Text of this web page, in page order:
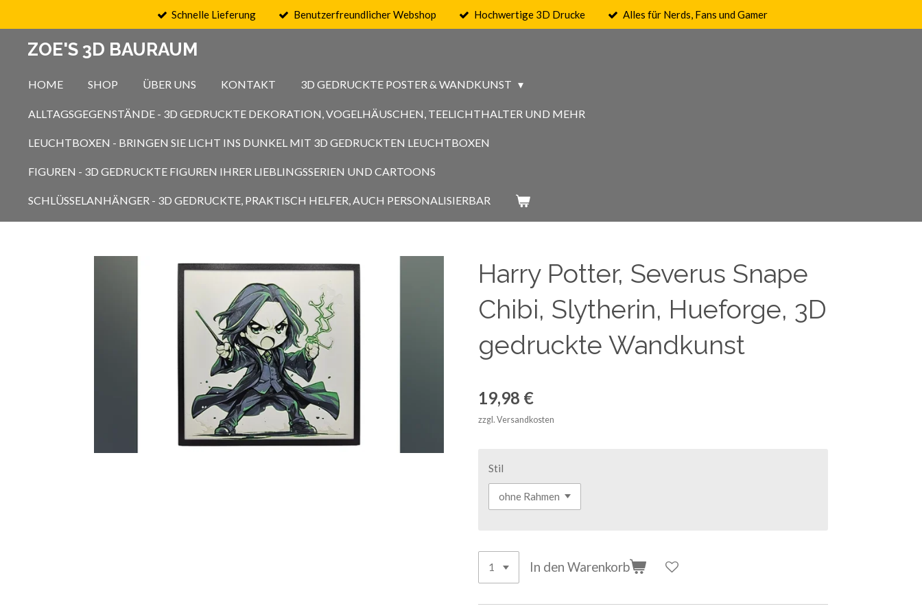
springen
Schnelle Lieferung Benutzerfreundlicher Webshop Hochwertige 3D Drucke Alles für Nerds, Fans und Gamer
ZOE'S 3D BAURAUM
HOME SHOP ÜBER UNS KONTAKT 3D GEDRUCKTE POSTER & WANDKUNST
ALLTAGSGEGENSTÄNDE - 3D GEDRUCKTE DEKORATION, VOGELHÄUSCHEN, TEELICHTHALTER UND MEHR
LEUCHTBOXEN - BRINGEN SIE LICHT INS DUNKEL MIT 3D GEDRUCKTEN LEUCHTBOXEN
FIGUREN - 3D GEDRUCKTE FIGUREN IHRER LIEBLINGSSERIEN UND CARTOONS
SCHLÜSSELANHÄNGER - 3D GEDRUCKTE, PRAKTISCH HELFER, AUCH PERSONALISIERBAR
Harry Potter, Severus Snape
Chibi, Slytherin, Hueforge, 3D
gedruckte Wandkunst
19,98 €
zzgl. Versandkosten
Stil
In den Warenkorb